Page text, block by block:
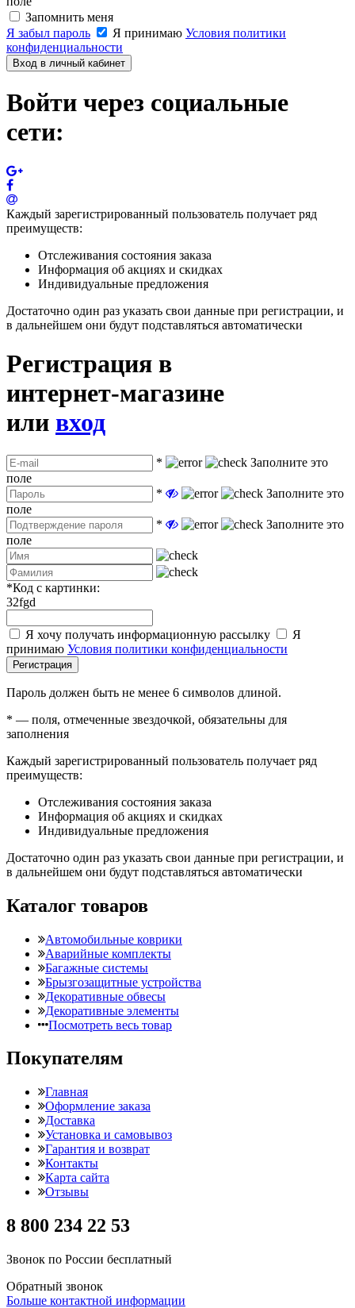
Запомнить меня
Я забыл пароль
Я принимаю Условия политики
конфиденциальности
Вход в личный кабинет
Войти через социальные
сети:
Каждый зарегистрированный пользователь получает ряд
преимуществ:
Отслеживания состояния заказа
Информация об акциях и скидках
Индивидуальные предложения
Достаточно один раз указать свои данные при регистрации, и
в дальнейшем они будут подставляться автоматически
Регистрация в
интернет-магазине
или вход
*
Заполните это
поле
*
Заполните это
поле
*
Заполните это
поле
*Код с картинки:
32fgd
Я хочу получать информационную рассылку
Я
принимаю Условия политики конфиденциальности
Регистрация
Пароль должен быть не менее 6 символов длиной.
* — поля, отмеченные звездочкой, обязательны для
заполнения
Каждый зарегистрированный пользователь получает ряд
преимуществ:
Отслеживания состояния заказа
Информация об акциях и скидках
Индивидуальные предложения
Достаточно один раз указать свои данные при регистрации, и
в дальнейшем они будут подставляться автоматически
Каталог товаров
Автомобильные коврики
Аварийные комплекты
Багажные системы
Брызгозащитные устройства
Декоративные обвесы
Декоративные элементы
Посмотреть весь товар
Покупателям
Главная
Оформление заказа
Доставка
Установка и самовывоз
Гарантия и возврат
Контакты
Карта сайта
Отзывы
8 800 234 22 53
Звонок по России бесплатный
Обратный звонок
Больше контактной информации